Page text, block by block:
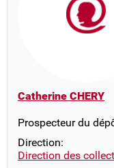
Catherine CHERY
Prospecteur du
Direction:
Direction des